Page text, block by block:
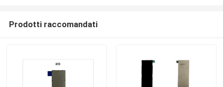
Prodotti raccomandati